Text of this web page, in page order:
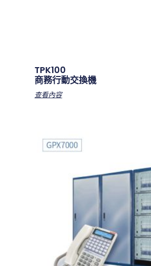
TPK100
商務行動交換機
查看內容